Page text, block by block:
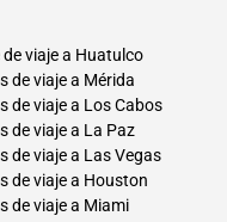
de viaje a Huatulco
de viaje a Mérida
de viaje a Los Cabos
de viaje a La Paz
de viaje a Las Vegas
de viaje a Houston
de viaje a Miami